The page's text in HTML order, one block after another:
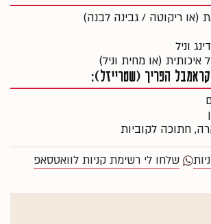
הפריך (שטרייזל):
שלחו לי רשימת קניות לוואטסאפ